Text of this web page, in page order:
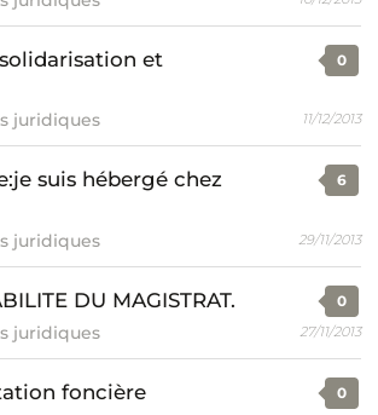
et
juridiques
0
11/12/2013
suis hébergé chez
juridiques
6
29/11/2013
DU MAGISTRAT.
juridiques
0
27/11/2013
foncière 0